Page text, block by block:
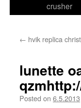
crusher
← hvik replica
lunette
Posted on 6.5.2013